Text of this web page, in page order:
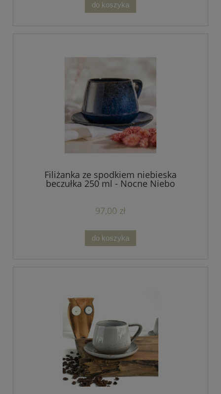
do koszyka
Filiżanka ze spodkiem niebieska
beczułka 250 ml - Nocne Niebo
97,00 zł
do koszyka